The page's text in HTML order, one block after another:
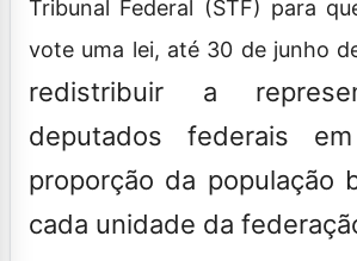
O PLP é uma resposta à
Tribunal Federal (STF) para
vote uma lei, até 30 de junho
redistribuir a
deputados federais
proporção da população